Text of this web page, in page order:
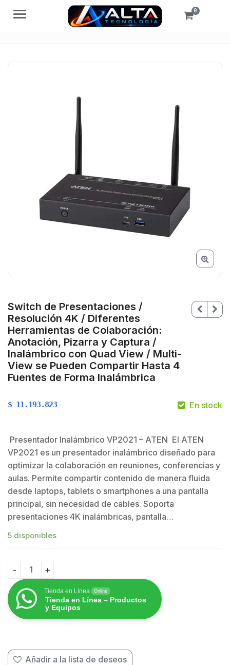
Menú 0
Switch de Presentaciones /
Resolución 4K / Diferentes
Herramientas de Colaboración:
Anotación, Pizarra y Captura /
Inalámbrico con Quad View / Multi-
View se Pueden Compartir Hasta 4
Fuentes de Forma Inalámbrica
$
$ 11.193.823 En stock
Presentador Inalámbrico VP2021 – ATEN El ATEN
VP2021 es un presentador inalámbrico diseñado para
optimizar la colaboración en reuniones, conferencias y
aulas. Permite compartir contenido de manera fluida
desde laptops, tablets o smartphones a una pantalla
principal, sin necesidad de cables. Soporta
presentaciones 4K inalámbricas, pantalla…
5 disponibles
Switch de Presentaciones / Resolución 4K /
Tienda en Línea Online
Tienda en Línea – Productos
y Equipos
Añadir a la lista de deseos